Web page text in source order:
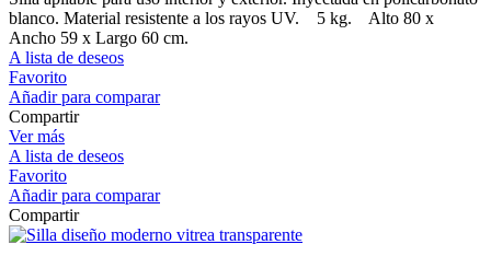
blanco. Material resistente a los rayos UV. 5 kg. Alto 80 x
Ancho 59 x Largo 60 cm.
A lista de deseos
Favorito
Añadir para comparar
Compartir
Ver más
A lista de deseos
Favorito
Añadir para comparar
Compartir